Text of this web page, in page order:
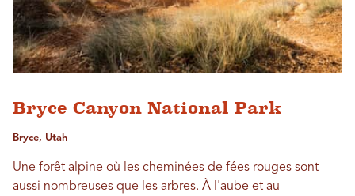
Bryce Canyon National Park
Bryce, Utah
Une forêt alpine où les cheminées de fées rouges sont
aussi nombreuses que les arbres. À l'aube et au